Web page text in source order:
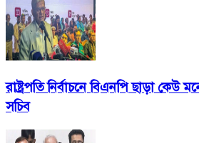
রাষ্ট্রপতি নির্বাচনে বিএনপি ছাড়া কেউ
সচিব